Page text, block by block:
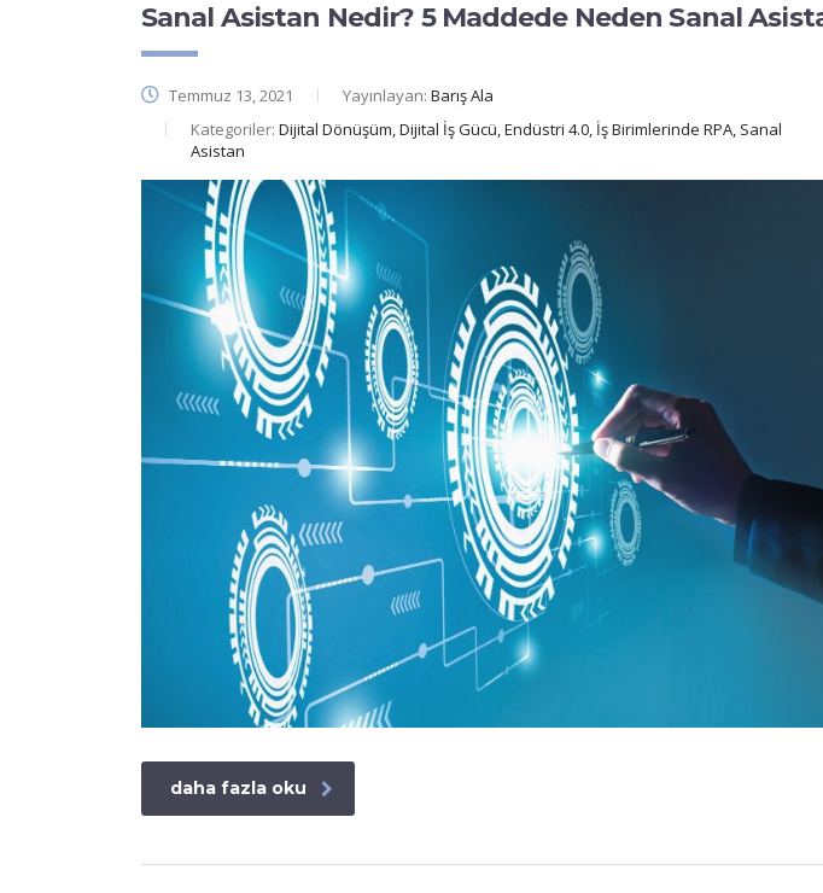
Sanal Asistan Nedir? 5 Maddede Neden Sanal
Temmuz 13, 2021 Yayınlayan: Barış Ala
Kategoriler: Dijital Dönüşüm, Dijital İş Gücü, Endüstri 4.0, İş Birimlerinde RPA, Sanal
Asistan
daha fazla oku